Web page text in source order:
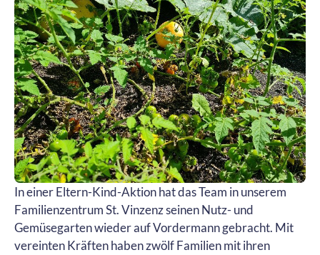
In einer Eltern-Kind-Aktion hat das Team in unserem
Familienzentrum St. Vinzenz seinen Nutz- und
Gemüsegarten wieder auf Vordermann gebracht. Mit
vereinten Kräften haben zwölf Familien mit ihren